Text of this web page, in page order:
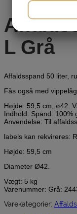
L Grå
Affaldsspand 50 liter,
Fås også med vippelåg.
Højde: 59,5 cm, ø42.
Indhold: Spand: 100%
Anvendelse: Til
labels kan rekvireres:
Højde: 59,5 cm
Diameter Ø42.
Vægt: 5 kg
Varenummer: Grå:
Varekategorier: